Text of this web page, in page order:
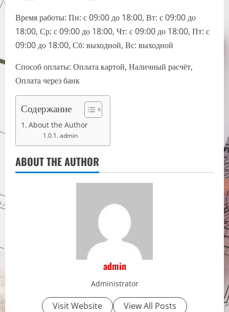
Время работы: Пн: с 09:00 до 18:00, Вт: с 09:00 до
18:00, Ср: с 09:00 до 18:00, Чт: с 09:00 до 18:00, Пт: с
09:00 до 18:00, Сб: выходной, Вс: выходной
Способ оплаты: Оплата картой, Наличный расчёт,
Оплата через банк
Содержание
About the Author
admin
ABOUT THE AUTHOR
admin
Administrator
Visit Website View All Posts